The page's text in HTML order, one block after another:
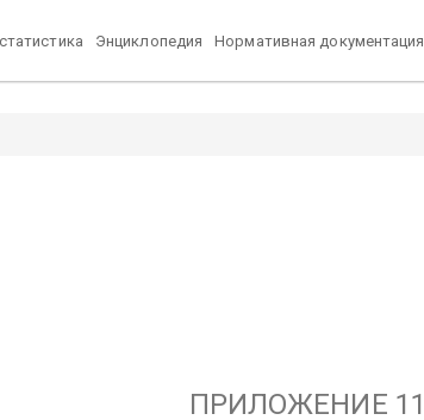
Энциклопедия Нормативная документация
ПРИЛОЖЕНИЕ 11